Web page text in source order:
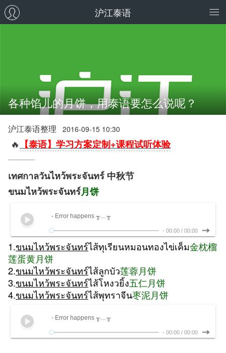
沪江泰语
各种馅儿的月饼，用泰语要怎么说呢？
沪江泰语整理 2016-09-15 10:30
🔥 【泰语】学习方案定制+课程试听体验
เทศกาลวันไหว้พระจันทร์ 中秋节
ขนมไหว้พระจันทร์月饼
- Error happens ╥﹏╥
- 00:00 / 00:00
1.ขนมไหว้พระจันทร์ไส้ทุเรียนหมอนทองไข่เค็ม金枕榴
莲蛋黄月饼
2.ขนมไหว้พระจันทร์ไส้ลูกบัว莲蓉月饼
3.ขนมไหว้พระจันทร์ไส้โหงวยิ้ง五仁月饼
4.ขนมไหว้พระจันทร์ไส้พุทราจีน枣泥月饼
- Error happens ╥﹏╥
- 00:00 / 00:00